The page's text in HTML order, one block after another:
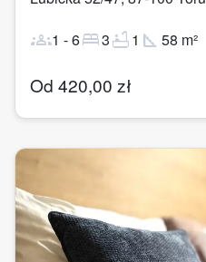
groups1 -6bed3bathtub1 square_foot 58 m²
Od 420,00 zł